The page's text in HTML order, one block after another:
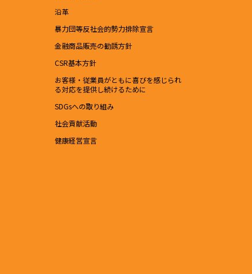
沿革
暴力団等反社会的勢力排除宣言
金融商品販売の勧誘方針
CSR基本方針
お客様・従業員がともに喜びを感じられ
る対応を提供し続けるために
SDGsへの取り組み
社会貢献活動
健康経営宣言